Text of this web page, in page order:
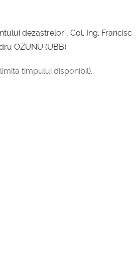
dezastrelor”, Col. Ing. Francisc
OZUNU (UBB).
timpului disponibil).